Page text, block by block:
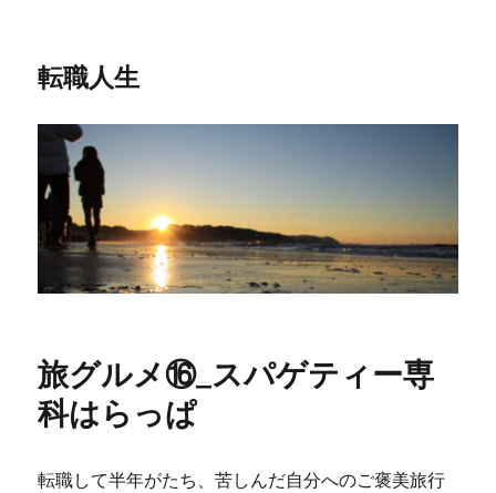
転職人生
旅グルメ⑯_スパゲティー専
科はらっぱ
転職して半年がたち、苦しんだ自分へのご褒美旅行